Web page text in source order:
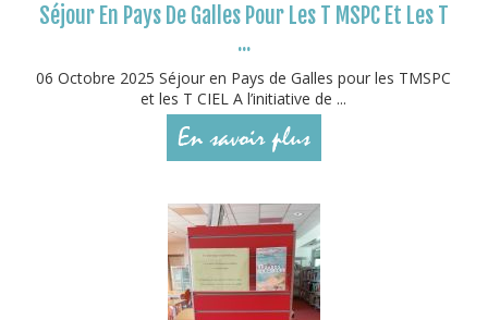
Séjour En Pays De Galles Pour Les T MSPC Et Les T
...
06 Octobre 2025 Séjour en Pays de Galles pour les TMSPC
et les T CIEL A l’initiative de ...
En savoir plus